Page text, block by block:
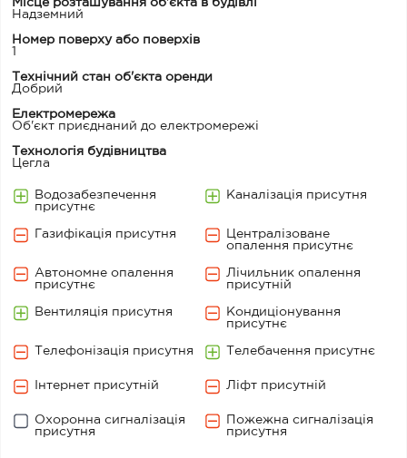
Місце розташування об'єкта в будівлі
Надземний
Номер поверху або поверхів
1
Технічний стан об'єкта оренди
Добрий
Електромережа
Об'єкт приєднаний до електромережі
Технологія будівництва
Цегла
Водозабезпечення
присутнє
Каналізація присутня
Газифікація присутня
Централізоване
опалення присутнє
Автономне опалення
присутнє
Лічильник опалення
присутній
Вентиляція присутня
Кондиціонування
присутнє
Телефонізація присутня Телебачення присутнє
Інтернет присутній Ліфт присутній
Охоронна сигналізація
присутня
Пожежна сигналізація
присутня